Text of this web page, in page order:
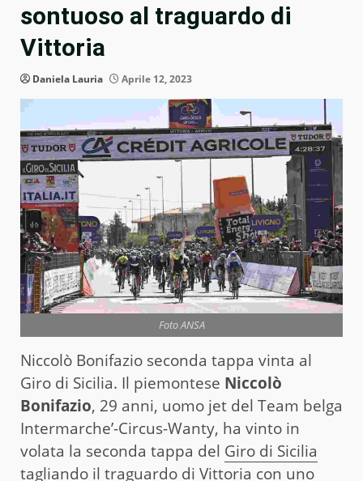
sontuoso al traguardo di
Vittoria
Daniela Lauria Aprile 12, 2023
Foto ANSA
Niccolò Bonifazio seconda tappa vinta al
Giro di Sicilia. Il piemontese Niccolò
Bonifazio, 29 anni, uomo jet del Team belga
Intermarche’-Circus-Wanty, ha vinto in
volata la seconda tappa del Giro di Sicilia
tagliando il traguardo di Vittoria con uno